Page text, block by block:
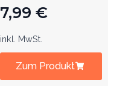
7,99 €
inkl. MwSt.
Zum Produkt